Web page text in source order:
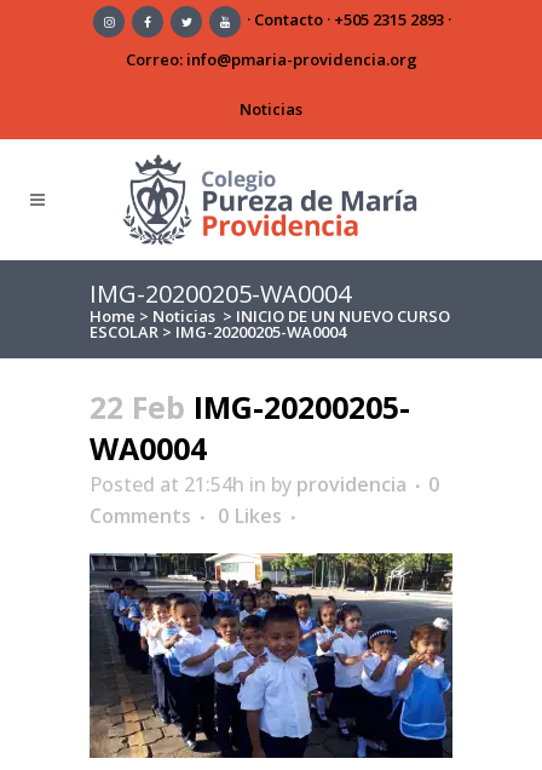
· Contacto· +505 2315 2893·
Correo: info@pmaria-providencia.org
Noticias
IMG-20200205-WA0004
Home > Noticias > INICIO DE UN NUEVO CURSO
ESCOLAR > IMG-20200205-WA0004
22 Feb IMG-20200205-
WA0004
Posted at 21:54h in by providencia
0
Comments
0 Likes